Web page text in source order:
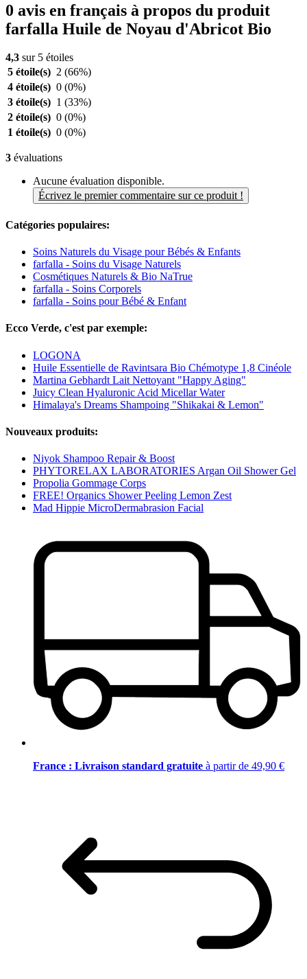
0 avis en français à propos du produit
farfalla Huile de Noyau d'Abricot Bio
4,3 sur 5 étoiles
5 étoile(s) 2 (66%)
4 étoile(s) 0 (0%)
3 étoile(s) 1 (33%)
2 étoile(s) 0 (0%)
1 étoile(s) 0 (0%)
3 évaluations
Aucune évaluation disponible.
Écrivez le premier commentaire sur ce produit !
Catégories populaires:
Soins Naturels du Visage pour Bébés & Enfants
farfalla - Soins du Visage Naturels
Cosmétiques Naturels & Bio NaTrue
farfalla - Soins Corporels
farfalla - Soins pour Bébé & Enfant
Ecco Verde, c'est par exemple:
LOGONA
Huile Essentielle de Ravintsara Bio Chémotype 1,8 Cinéole
Martina Gebhardt Lait Nettoyant "Happy Aging"
Juicy Clean Hyaluronic Acid Micellar Water
Himalaya's Dreams Shampoing "Shikakai & Lemon"
Nouveaux produits:
Niyok Shampoo Repair & Boost
PHYTORELAX LABORATORIES Argan Oil Shower Gel
Propolia Gommage Corps
FREE! Organics Shower Peeling Lemon Zest
Mad Hippie MicroDermabrasion Facial
France : Livraison standard gratuite à partir de 49,90 €